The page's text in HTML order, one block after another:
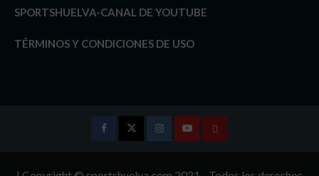
SPORTSHUELVA-CANAL DE YOUTUBE
TÉRMINOS Y CONDICIONES DE USO
InstagramYoutubeTÉRMINOS